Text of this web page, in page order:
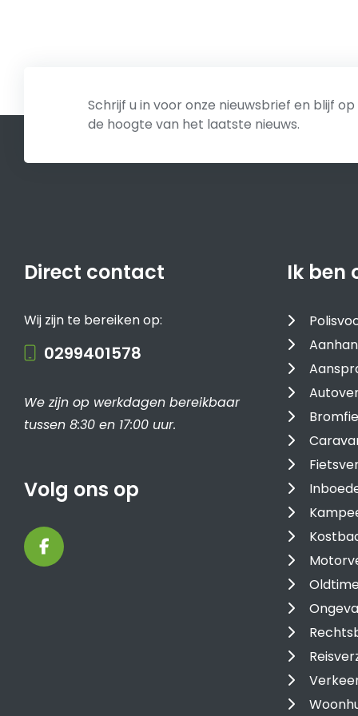
Schrijf u in voor onze nieuwsbrief en blijf op
de hoogte van het laatste nieuws.
Direct contact
Wij zijn te bereiken op:
0299401578
We zijn op werkdagen bereikbaar
tussen 8:30 en 17:00 uur.
Volg ons op
Ik ben